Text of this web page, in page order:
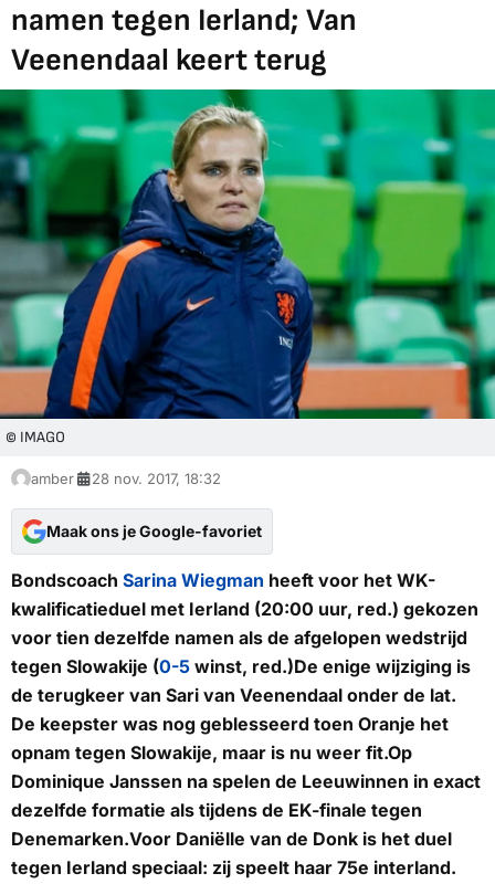
namen tegen Ierland; Van
Veenendaal keert terug
© IMAGO
amber 28 nov. 2017, 18:32
Maak ons je Google-favoriet
Bondscoach Sarina Wiegman heeft voor het WK-
kwalificatieduel met Ierland (20:00 uur, red.) gekozen
voor tien dezelfde namen als de afgelopen wedstrijd
tegen Slowakije (0-5 winst, red.)De enige wijziging is
de terugkeer van Sari van Veenendaal onder de lat.
De keepster was nog geblesseerd toen Oranje het
opnam tegen Slowakije, maar is nu weer fit.Op
Dominique Janssen na spelen de Leeuwinnen in exact
dezelfde formatie als tijdens de EK-finale tegen
Denemarken.Voor Daniëlle van de Donk is het duel
tegen Ierland speciaal: zij speelt haar 75e interland.